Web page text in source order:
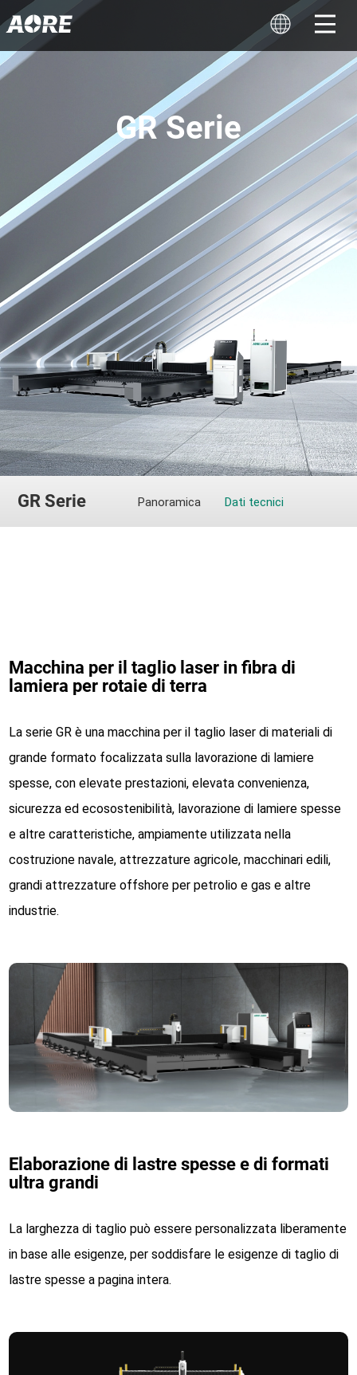
GR Serie
GR Serie Panoramica Dati tecnici
Macchina per il taglio laser in fibra di
lamiera per rotaie di terra
La serie GR è una macchina per il taglio laser di materiali di
grande formato focalizzata sulla lavorazione di lamiere
spesse, con elevate prestazioni, elevata convenienza,
sicurezza ed ecosostenibilità, lavorazione di lamiere spesse
e altre caratteristiche, ampiamente utilizzata nella
costruzione navale, attrezzature agricole, macchinari edili,
grandi attrezzature offshore per petrolio e gas e altre
industrie.
Elaborazione di lastre spesse e di formati
ultra grandi
La larghezza di taglio può essere personalizzata liberamente
in base alle esigenze, per soddisfare le esigenze di taglio di
lastre spesse a pagina intera.